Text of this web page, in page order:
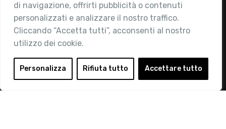
di navigazione, offrirti pubblicità o contenuti
personalizzati e analizzare il nostro traffico.
Cliccando “Accetta tutti”, acconsenti al nostro
utilizzo dei cookie.
Personalizza Rifiuta tutto Accettare tutto
Attività
Contatti
Area Riservata
Login
Diventa Socio